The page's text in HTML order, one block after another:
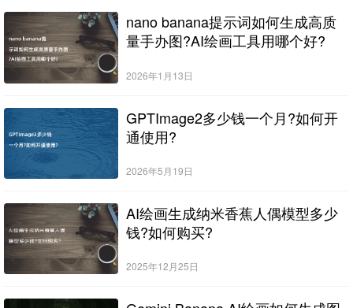
nano banana提示词如何生成高质
量手办图?AI绘画工具用哪个好?
2026年1月13日
GPTImage2多少钱一个月?如何开
通使用?
2026年5月19日
AI绘画生成纳米香蕉人偶模型多少
钱?如何购买?
2025年12月25日